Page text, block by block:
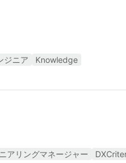
ジニア
Knowledge
アリングマネージャー